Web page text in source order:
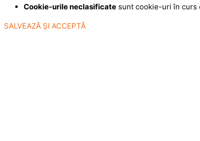
Cookie-urile neclasificate sunt cookie-uri în curs
SALVEAZĂ ȘI ACCEPTĂ